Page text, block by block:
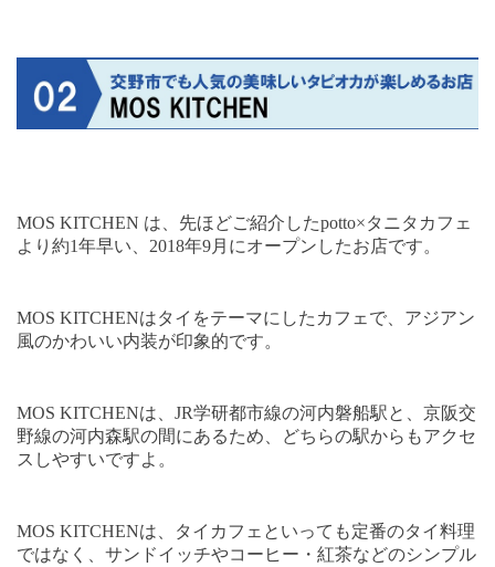
MOS KITCHEN は、先ほどご紹介したpotto×タニタカフェ
より約1年早い、 2018年9月にオープンしたお店です。
MOS KITCHENはタイをテーマにしたカフェで、アジアン
風のかわいい内装が印象的です。
MOS KITCHENは、 JR学研都市線の河内磐船駅と、京阪交
野線の河内森駅の間にあるため、どちらの駅からもアクセ
スしやすいですよ。
MOS KITCHENは、タイカフェといっても定番のタイ料理
ではなく、サンドイッチやコーヒー・紅茶などのシンプル